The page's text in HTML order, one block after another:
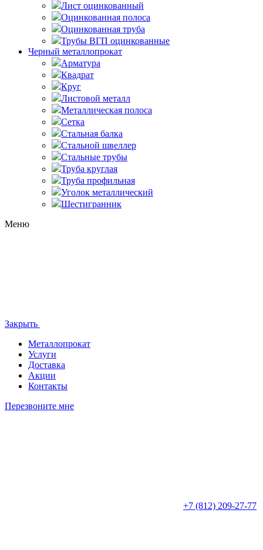
Лист оцинкованный
Оцинкованная полоса
Оцинкованная труба
Трубы ВГП оцинкованные
Черный металлопрокат
Арматура
Квадрат
Круг
Листовой металл
Металлическая полоса
Сетка
Стальная балка
Стальной швеллер
Стальные трубы
Труба круглая
Труба профильная
Уголок металлический
Шестигранник
Меню
Закрыть
Металлопрокат
Услуги
Доставка
Акции
Контакты
Перезвоните мне
+7 (812) 209-27-77